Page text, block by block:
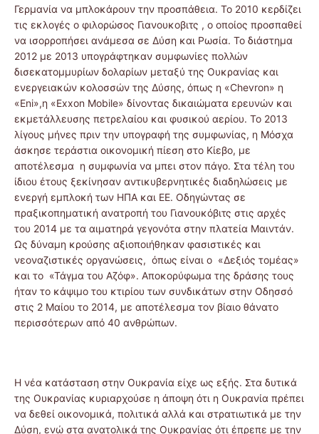
Γερμανία να μπλοκάρουν την προσπάθεια. Το 2010 κερδίζει
τις εκλογές ο φιλορώσος Γιανουκοβιτς , ο οποίος προσπαθεί
να ισορροπήσει ανάμεσα σε Δύση και Ρωσία. Το διάστημα
2012 με 2013 υπογράφτηκαν συμφωνίες πολλών
δισεκατομμυρίων δολαρίων μεταξύ της Ουκρανίας και
ενεργειακών κολοσσών της Δύσης, όπως η «Chevron» η
«Eni»,η «Exxon Mobile» δίνοντας δικαιώματα ερευνών και
εκμετάλλευσης πετρελαίου και φυσικού αερίου. Το 2013
λίγους μήνες πριν την υπογραφή της συμφωνίας, η Μόσχα
άσκησε τεράστια οικονομική πίεση στο Κίεβο, με
αποτέλεσμα η συμφωνία να μπει στον πάγο. Στα τέλη του
ίδιου έτους ξεκίνησαν αντικυβερνητικές διαδηλώσεις με
ενεργή εμπλοκή των ΗΠΑ και ΕΕ. Οδηγώντας σε
πραξικοπηματική ανατροπή του Γιανουκόβιτς στις αρχές
του 2014 με τα αιματηρά γεγονότα στην πλατεία Μαιντάν.
Ως δύναμη κρούσης αξιοποιήθηκαν φασιστικές και
νεοναζιστικές οργανώσεις, όπως είναι ο «Δεξιός τομέας»
και το «Τάγμα του Αζόφ». Αποκορύφωμα της δράσης τους
ήταν το κάψιμο του κτιρίου των συνδικάτων στην Οδησσό
στις 2 Μαίου το 2014, με αποτέλεσμα τον βίαιο θάνατο
περισσότερων από 40 ανθρώπων.
Η νέα κατάσταση στην Ουκρανία είχε ως εξής. Στα δυτικά
της Ουκρανίας κυριαρχούσε η άποψη ότι η Ουκρανία πρέπει
να δεθεί οικονομικά, πολιτικά αλλά και στρατιωτικά με την
Δύση, ενώ στα ανατολικά της Ουκρανίας ότι έπρεπε με την